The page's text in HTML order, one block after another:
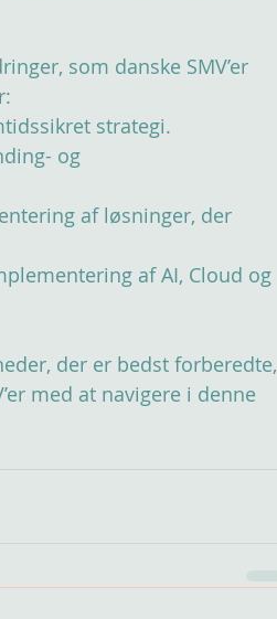
som danske SMV’er
strategi.
og
af løsninger, der
af AI, Cloud og
der er bedst forberedte,
med at navigere i denne